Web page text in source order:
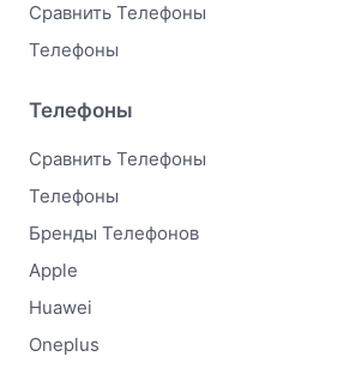
Сравнить Телефоны
Телефоны
Телефоны
Сравнить Телефоны
Телефоны
Бренды Телефонов
Apple
Huawei
Oneplus